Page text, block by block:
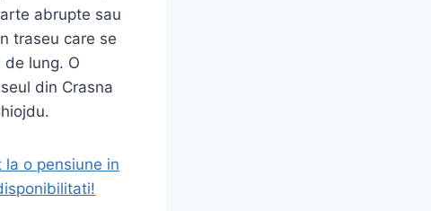
abrupte sau
traseu care se
lung. O
din Crasna
o pensiune in